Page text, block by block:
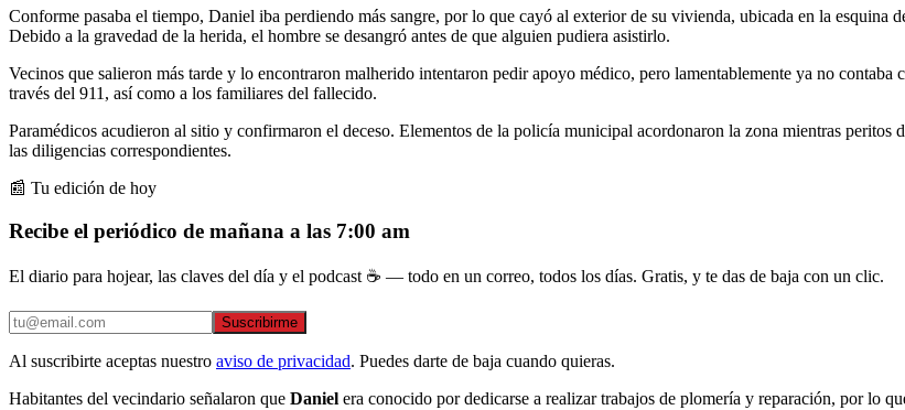
Conforme pasaba el tiempo, Daniel iba perdiendo más sangre, por lo que cayó al exterior de su vivienda, ubicada en la esquina
Debido a la gravedad de la herida, el hombre se desangró antes de que alguien pudiera asistirlo.
Vecinos que salieron más tarde y lo encontraron malherido intentaron pedir apoyo médico, pero lamentablemente ya no
través del 911, así como a los familiares del fallecido.
Paramédicos acudieron al sitio y confirmaron el deceso. Elementos de la policía municipal acordonaron la zona mientras peritos
las diligencias correspondientes.
📰 Tu edición de hoy
Recibe el periódico de mañana a las 7:00 am
El diario para hojear, las claves del día y el podcast ☕ — todo en un correo, todos los días. Gratis, y te das de baja con un clic.
Suscribirme
Al suscribirte aceptas nuestro aviso de privacidad. Puedes darte de baja cuando quieras.
Habitantes del vecindario señalaron que Daniel era conocido por dedicarse a realizar trabajos de plomería y reparación, por lo